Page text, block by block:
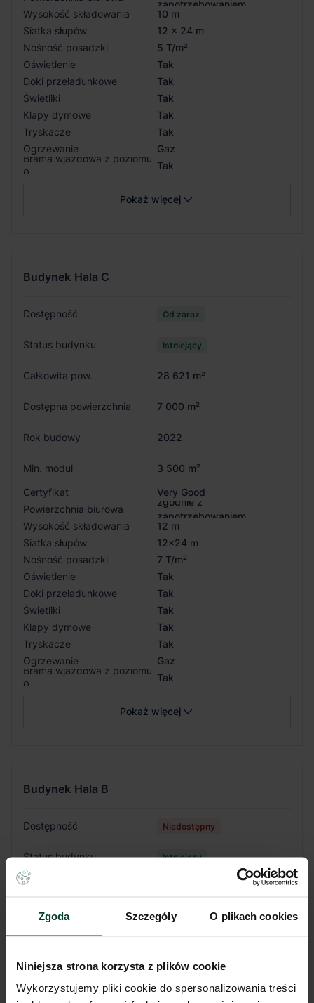
Zgoda Szczegóły O plikach cookies
Niniejsza strona korzysta z plików cookie
Wykorzystujemy pliki cookie do spersonalizowania treści
zapotrzebowaniem
Wysokość składowania
10 m
Siatka słupów
12 x 24 m
Nośność posadzki
5 T/m²
Oświetlenie
Tak
Doki przeładunkowe
Tak
Świetliki
Tak
Klapy dymowe
Tak
Tryskacze
Tak
Ogrzewanie
Gaz
Brama wjazdowa z poziomu
0
Tak
Pokaż więcej
Budynek Hala C
Dostępność Od zaraz
Status budynku Istniejący
Całkowita pow. 28 621 m²
Dostępna powierzchnia 7 000 m²
Rok budowy 2022
Min. moduł
3 500 m²
Certyfikat
Very Good
Powierzchnia biurowa
zgodnie z
zapotrzebowaniem
Wysokość składowania
12 m
Siatka słupów
12x24 m
Nośność posadzki
7 T/m²
Oświetlenie
Tak
Doki przeładunkowe
Tak
Świetliki
Tak
Klapy dymowe
Tak
Tryskacze
Tak
Ogrzewanie
Gaz
Brama wjazdowa z poziomu
0
Tak
Pokaż więcej
Budynek Hala B
Dostępność Niedostępny
Status budynku Istniejący
Całkowita pow.
Dostępna powierzchnia -